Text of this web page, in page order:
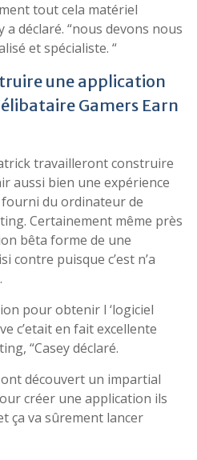
tout cela matériel
a déclaré. “nous devons nous
et spécialiste. “
une application
Gamers Earn
travailleront construire
aussi bien une expérience
du ordinateur de
Certainement même près
bêta forme de une
contre puisque c’est n’a
pour obtenir l ‘logiciel
c’etait en fait excellente
“Casey déclaré.
découvert un impartial
créer une application ils
ça va sûrement lancer